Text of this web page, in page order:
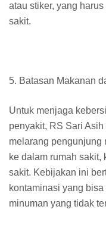
atau stiker, yang
sakit.
5. Batasan Makanan
Untuk menjaga
penyakit, RS Sari
melarang pengunjung
ke dalam rumah
sakit. Kebijakan ini
kontaminasi yang
minuman yang tidak